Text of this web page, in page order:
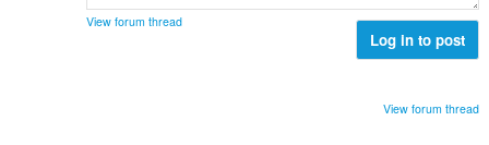
View forum thread
Log in to post
View forum thread